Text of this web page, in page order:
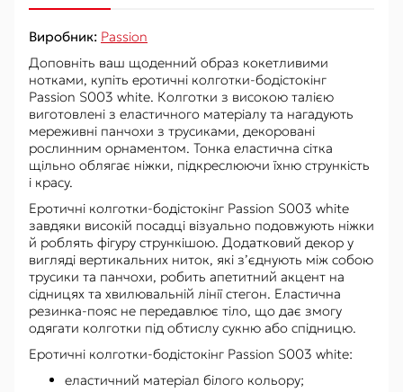
Виробник: Passion
Доповніть ваш щоденний образ кокетливими
нотками, купіть еротичні колготки-бодістокінг
Passion S003 white. Колготки з високою талією
виготовлені з еластичного матеріалу та нагадують
мереживні панчохи з трусиками, декоровані
рослинним орнаментом. Тонка еластична сітка
щільно облягає ніжки, підкреслюючи їхню стрункість
і красу.
Еротичні колготки-бодістокінг Passion S003 white
завдяки високій посадці візуально подовжують ніжки
й роблять фігуру стрункішою. Додатковий декор у
вигляді вертикальних ниток, які з’єднують між собою
трусики та панчохи, робить апетитний акцент на
сідницях та хвилювальній лінії стегон. Еластична
резинка-пояс не передавлює тіло, що дає змогу
одягати колготки під обтислу сукню або спідницю.
Еротичні колготки-бодістокінг Passion S003 white:
еластичний матеріал білого кольору;